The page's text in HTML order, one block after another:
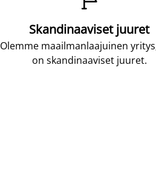
Skandinaaviset juuret
Olemme maailmanlaajuinen
on skandinaaviset juuret.